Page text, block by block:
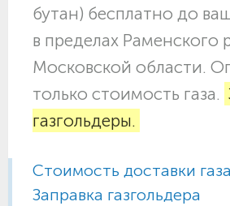
бутан) бесплатно до
в пределах Раменского
Московской области.
только стоимость газа.
газгольдеры.
Стоимость доставки газа
Заправка газгольдера